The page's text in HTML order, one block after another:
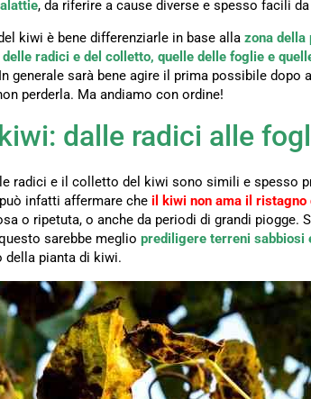
, da riferire a cause diverse e spesso facili
kiwi è bene differenziarle in base alla zona della
delle radici e del colletto, quelle delle foglie e
generale sarà bene agire il prima possibile dopo
perderla. Ma andiamo con ordine!
dalle radici alle
radici e il colletto del kiwi sono simili e spesso
infatti affermare che il kiwi non ama il ristagno
o ripetuta, o anche da periodi di grandi piogge.
sarebbe meglio prediligere terreni sabbiosi
della pianta di kiwi.